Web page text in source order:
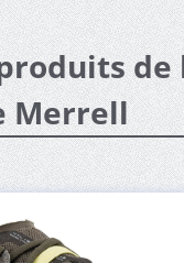
de
Merrell